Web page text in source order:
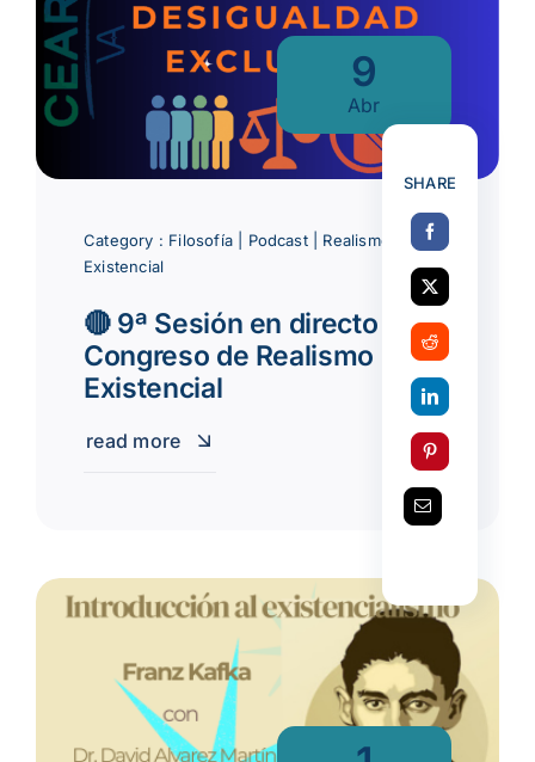
9
Abr
Category : Filosofía| Podcast| Realismo
Existencial
🔴 9ª Sesión en directo del
Congreso de Realismo
Existencial
read more
SHARE